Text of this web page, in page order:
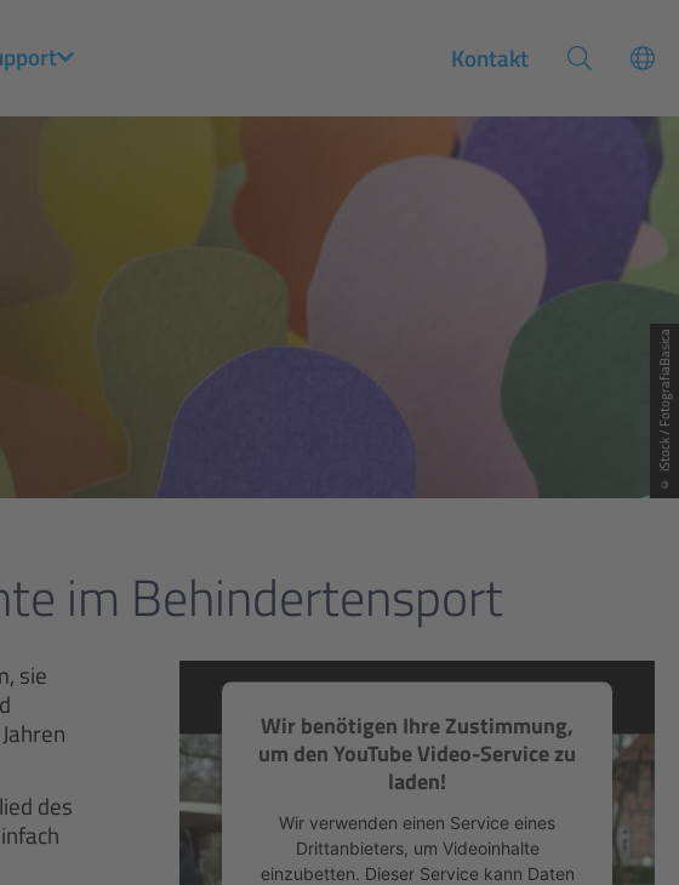
Kontakt
© iStock / FotografiaBasica
im Behindertensport
sie
des
Wir benötigen Ihre Zustimmung,
um den YouTube Video-Service zu
laden!
Wir verwenden einen Service eines
Drittanbieters, um Videoinhalte
einzubetten. Dieser Service kann Daten